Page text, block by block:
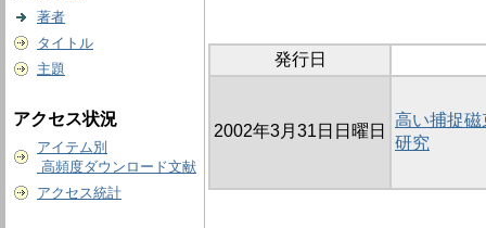
著者
タイトル
主題
アクセス状況
アイテム別
高頻度ダウンロード文献
アクセス統計
発行日
2002年3月31日日曜日
高い捕捉
研究